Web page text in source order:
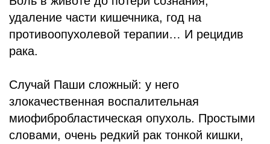
удаление части кишечника, год на
противоопухолевой терапии… И рецидив
рака.
Случай Паши сложный: у него
злокачественная воспалительная
миофибробластическая опухоль. Простыми
словами, очень редкий рак тонкой кишки,